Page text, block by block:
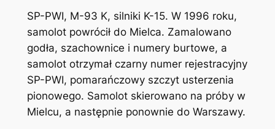
SP-PWI, M-93 K, silniki K-15. W 1996 roku,
samolot powrócił do Mielca. Zamalowano
godła, szachownice i numery burtowe, a
samolot otrzymał czarny numer rejestracyjny
SP-PWI, pomarańczowy szczyt usterzenia
pionowego. Samolot skierowano na próby w
Mielcu, a następnie ponownie do Warszawy.